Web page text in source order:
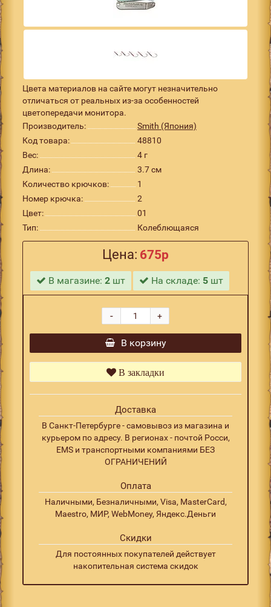
Цвета материалов на сайте могут незначительно
отличаться от реальных из-за особенностей
цветопередачи монитора.
Производитель:
Smith (Япония)
Код товара:
48810
Вес:
4 г
Длина:
3.7 см
Количество крючков:
1
Номер крючка:
2
Цвет:
01
Тип:
Колеблющаяся
Цена: 675р
В магазине:2 шт На складе: 5 шт
+
-
В корзину
В закладки
Доставка
В Санкт-Петербурге - самовывоз из магазина и
курьером по адресу. В регионах - почтой Росси,
EMS и транспортными компаниями БЕЗ
ОГРАНИЧЕНИЙ
Оплата
Наличными, Безналичными, Visa, MasterCard,
Maestro, МИР, WebMoney, Яндекс.Деньги
Скидки
Для постоянных покупателей действует
накопительная система скидок